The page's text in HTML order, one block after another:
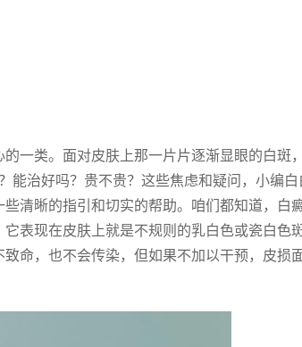
一类。面对皮肤上那一片片逐渐显眼的白斑
能治好吗？贵不贵？这些焦虑和疑问，小编
清晰的指引和切实的帮助。咱们都知道，白
表现在皮肤上就是不规则的乳白色或瓷白色
命，也不会传染，但如果不加以干预，皮损